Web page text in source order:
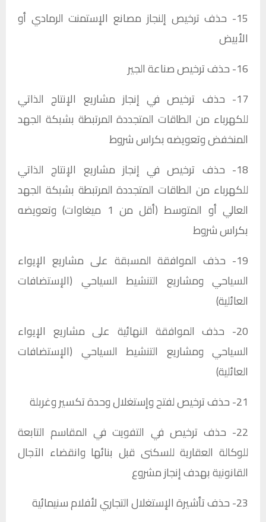
15- حذف ترخيص إلنجاز مصانع الإستمنت الرمادي أو
الأبيض​
16- حذف ترخيص صناعة الجير​
17- حذف ترخيص في إنجاز مشاريع الإنتاج الذاتي
للكهرباء من الطاقات المتجددة المرتبطة بشبكة الجهد
المنخفض وتعويضه بكراس شروط​
18- حذف ترخيص في إنجاز مشاريع الإنتاج الذاتي
للكهرباء من الطاقات المتجددة المرتبطة بشبكة الجهد
العالي أو المتوسط (أقل من 1 ميغاوات) وتعويضه
بكراس شروط​
19- حذف الموافقة المسبقة على مشاريع الإيواء
السياحي ومشاريع التنشيط السياحي (الإستضافات
العائلية)
20- حذف الموافقة النهائية على مشاريع الإيواء
السياحي ومشاريع التنشيط السياحي (الإستضافات
العائلية)
21- حذف ترخيص لفتح وإستغلال وحدة تكسير وغربلة​
22- حذف ترخيص في التفويت في المقاسم التابعة
للوكالة العقارية للسكنى قبل بنائها وانقضاء الآجال
القانونية بهدف إنجاز مشروع​
23- حذف تأشيرة الإستغلال التجاري لأفلام سنيمائية​